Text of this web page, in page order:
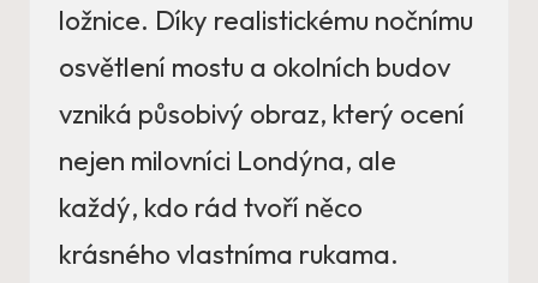
ložnice. Díky realistickému nočnímu
osvětlení mostu a okolních budov
vzniká působivý obraz, který ocení
nejen milovníci Londýna, ale
každý, kdo rád tvoří něco
krásného vlastníma rukama.